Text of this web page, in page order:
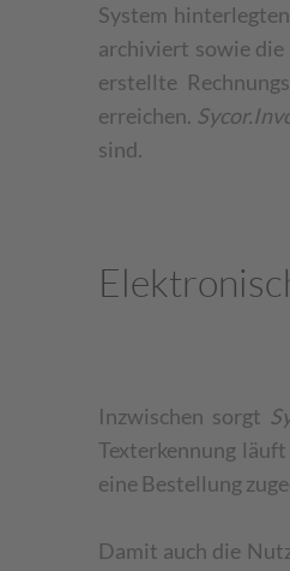
System
archiviert sowie die
erstellte
erreichen.
sind.
Inzwischen sorgt
Texterkennung
eine Bestellung
Damit auch die